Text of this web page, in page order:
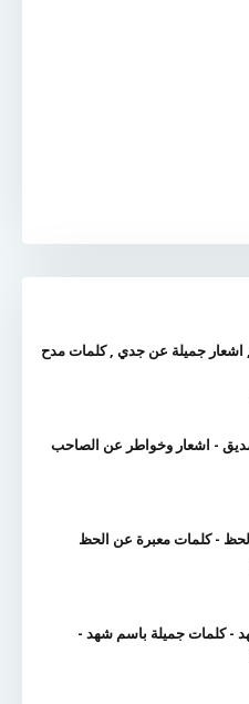
جميلة عن جدي , كلمات مدح
- اشعار وخواطر عن الصاحب
- كلمات معبرة عن الحظ
كلمات جميلة باسم شهد -